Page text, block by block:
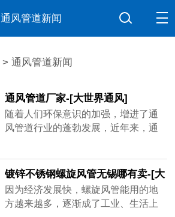
通风管道新闻
> 通风管道新闻
通风管道厂家-[大世界通风]
随着人们环保意识的加强，增进了通
风管道行业的蓬勃发展，近年来，通
家偷工减料已成常态，比如客户要求
用1mm的板材做，实际到手可能是0.6
厚、0.8厚，看似价格实惠，在实际使
用过程中容易出现状况，运送带粉尘
镀锌不锈钢螺旋风管无锡哪有卖-[大
世界]
因为经济发展快，螺旋风管能用的地
方越来越多，逐渐成了工业、生活上